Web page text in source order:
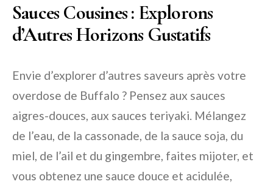
Sauces Cousines : Explorons
d’Autres Horizons Gustatifs
Envie d’explorer d’autres saveurs après votre
overdose de Buffalo ? Pensez aux sauces
aigres-douces, aux sauces teriyaki. Mélangez
de l’eau, de la cassonade, de la sauce soja, du
miel, de l’ail et du gingembre, faites mijoter, et
vous obtenez une sauce douce et acidulée,